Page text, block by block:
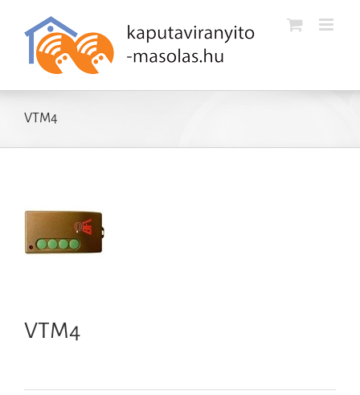
Kihagyás
VTM4
VTM4